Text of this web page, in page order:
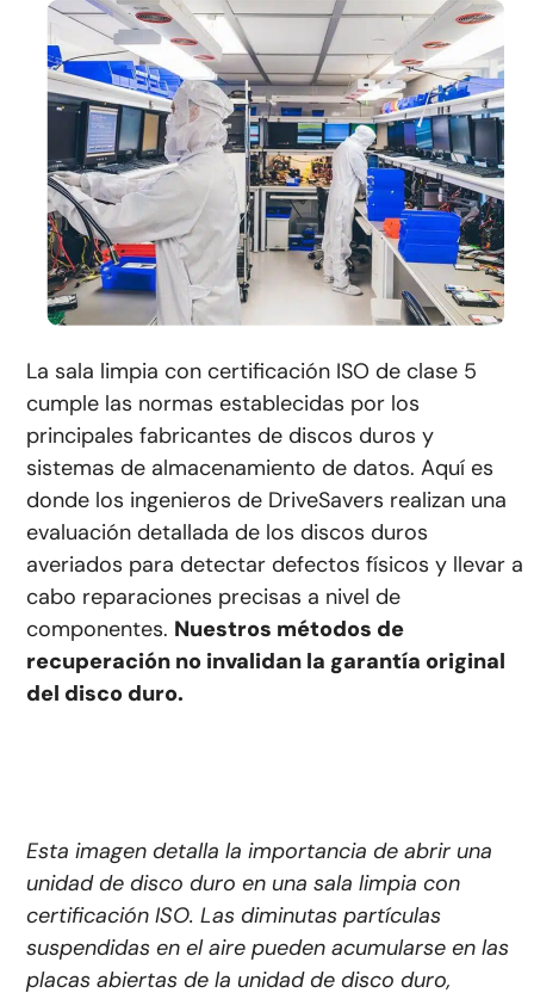
La sala limpia con certificación ISO de clase 5
cumple las normas establecidas por los
principales fabricantes de discos duros y
sistemas de almacenamiento de datos. Aquí es
donde los ingenieros de DriveSavers realizan una
evaluación detallada de los discos duros
averiados para detectar defectos físicos y llevar a
cabo reparaciones precisas a nivel de
componentes. Nuestros métodos de
recuperación no invalidan la garantía original
del disco duro.
Esta imagen detalla la importancia de abrir una
unidad de disco duro en una sala limpia con
certificación ISO. Las diminutas partículas
suspendidas en el aire pueden acumularse en las
placas abiertas de la unidad de disco duro,